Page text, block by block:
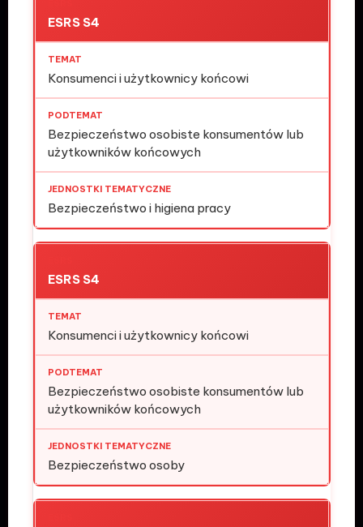
ESRS S4
Konsumenci i użytkownicy końcowi
Bezpieczeństwo osobiste konsumentów lub
użytkowników końcowych
Bezpieczeństwo i higiena pracy
ESRS S4
Konsumenci i użytkownicy końcowi
Bezpieczeństwo osobiste konsumentów lub
użytkowników końcowych
Bezpieczeństwo osoby